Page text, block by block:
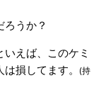
うか？
えば、このケミ
損してます。
(持